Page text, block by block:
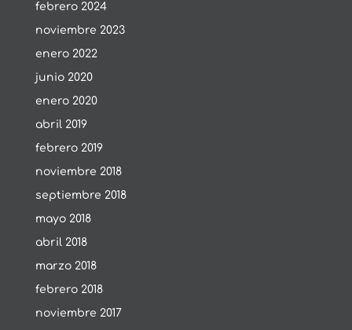
febrero 2024
noviembre 2023
enero 2022
junio 2020
enero 2020
abril 2019
febrero 2019
noviembre 2018
septiembre 2018
mayo 2018
abril 2018
marzo 2018
febrero 2018
noviembre 2017